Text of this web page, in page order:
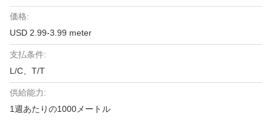
価格:
USD 2.99-3.99 meter
支払条件:
L/C、T/T
供給能力:
1週あたりの1000メートル